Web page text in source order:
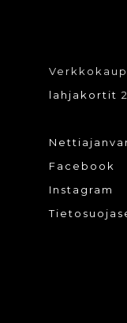
lahjakortit
Facebook
Instagram